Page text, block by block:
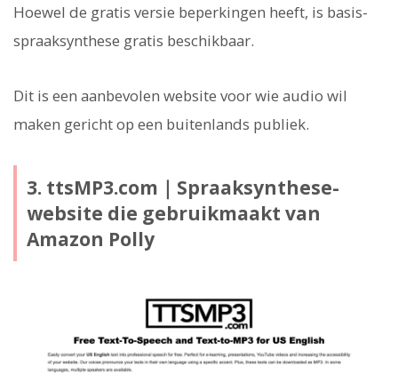
Hoewel de gratis versie beperkingen heeft, is basis-
spraaksynthese gratis beschikbaar.
Dit is een aanbevolen website voor wie audio wil
maken gericht op een buitenlands publiek.
3. ttsMP3.com｜Spraaksynthese-
website die gebruikmaakt van
Amazon Polly